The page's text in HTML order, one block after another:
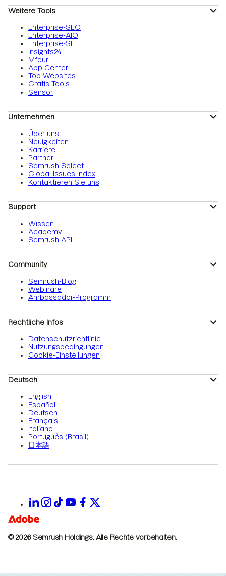
Weitere Tools
Enterprise-SEO
Enterprise-AIO
Enterprise-SI
Insights24
Mfour
App Center
Top-Websites
Gratis-Tools
Sensor
Unternehmen
Über uns
Neuigkeiten
Karriere
Partner
Semrush Select
Global Issues Index
Kontaktieren Sie uns
Support
Wissen
Academy
Semrush API
Community
Semrush-Blog
Webinare
Ambassador-Programm
Rechtliche Infos
Datenschutzrichtlinie
Nutzungsbedingungen
Cookie-Einstellungen
Deutsch
English
Español
Deutsch
Français
Italiano
Português (Brasil)
日本語
© 2026 Semrush Holdings. Alle Rechte vorbehalten.